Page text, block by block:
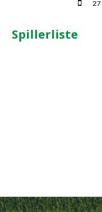
27
Spillerliste